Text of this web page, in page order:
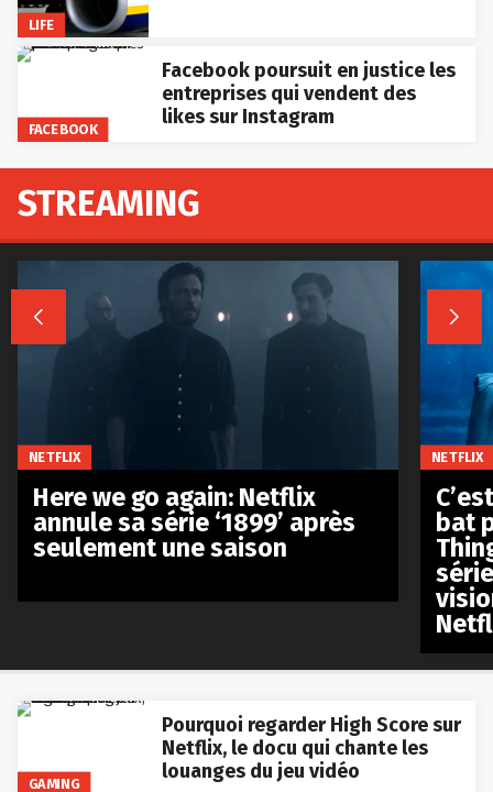
LIFE
FACEBOOK
Facebook poursuit en justice les
entreprises qui vendent des
likes sur Instagram
GAMING
Pourquoi regarder High Score sur
Netflix, le docu qui chante les
louanges du jeu vidéo
STREAMING
 
NETFLIX
Here we go again: Netflix
annule sa série ‘1899’ après
seulement une saison
NETFLIX
bat